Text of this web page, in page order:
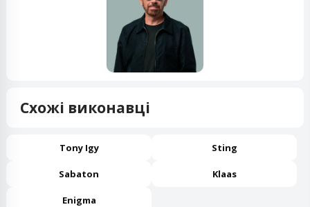
Схожі виконавці
Tony Igy Sting
Sabaton Klaas
Enigma